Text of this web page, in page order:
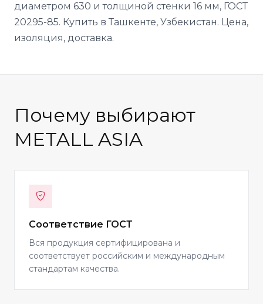
диаметром 630 и толщиной стенки 16 мм, ГОСТ
20295-85. Купить в Ташкенте, Узбекистан. Цена,
изоляция, доставка.
Почему выбирают
METALL ASIA
Соответствие ГОСТ
Вся продукция сертифицирована и
соответствует российским и международным
стандартам качества.